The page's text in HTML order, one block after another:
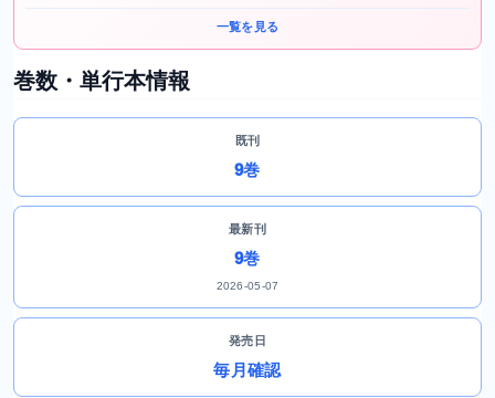
一覧を見る
巻数・単行本情報
既刊
9巻
最新刊
9巻
2026-05-07
発売日
毎月確認